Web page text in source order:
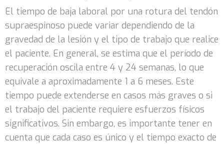
El tiempo de baja laboral por una rotura del tendón
supraespinoso puede variar dependiendo de la
gravedad de la lesión y el tipo de trabajo que realice
el paciente. En general, se estima que el período de
recuperación oscila entre 4 y 24 semanas, lo que
equivale a aproximadamente 1 a 6 meses. Este
tiempo puede extenderse en casos más graves o si
el trabajo del paciente requiere esfuerzos físicos
significativos. Sin embargo, es importante tener en
cuenta que cada caso es único y el tiempo exacto de